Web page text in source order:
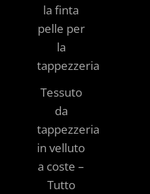
la finta
pelle per
la
tappezzeria
Tessuto
da
tappezzeria
in velluto
a coste –
Tutto